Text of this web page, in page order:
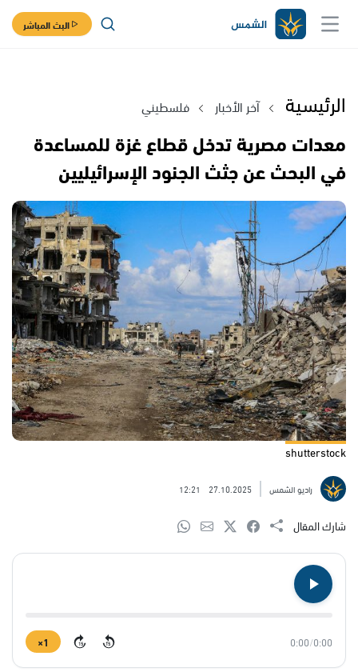
البث المباشر
الرئيسية آخر الأخبار فلسطيني
معدات مصرية تدخل قطاع غزة للمساعدة
في البحث عن جثث الجنود الإسرائيليين
shutterstock
راديو الشمس 27.10.2025
12:21
شارك المقال
0:00
/
0:00
15
15
1×